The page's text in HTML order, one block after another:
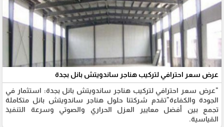
عرض سعر احترافي لتركيب هناجر ساندويتش بانل بجدة
"عرض سعر احترافي لتركيب هناجر ساندويتش بانل بجدة: استثمار في
الجودة والكفاءة" ​تقدم شركتنا حلول هناجر ساندويتش بانل متكاملة
تجمع بين أفضل معايير العزل الحراري والصوتي وسرعة التنفيذ
القياسية.